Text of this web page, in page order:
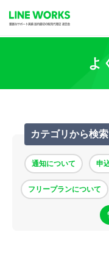
よ
カテゴリから検索
通知について 申
フリープランについて